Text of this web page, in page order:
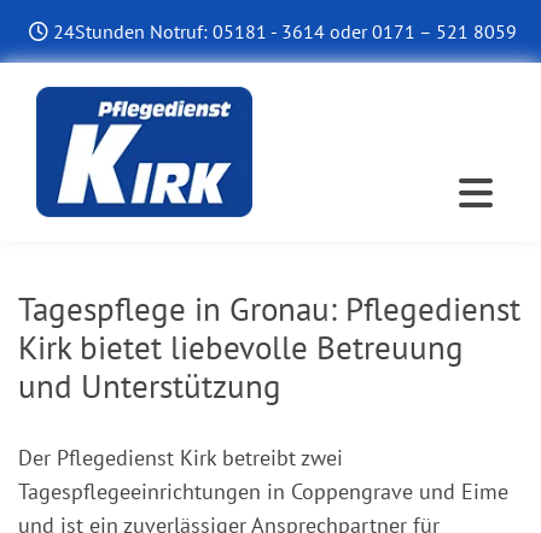
Zum Inhalt springen
 24Stunden Notruf: 05181 - 3614 oder0171 – 521 8059
Tagespflege in Gronau: Pflegedienst
Kirk bietet liebevolle Betreuung
und Unterstützung
Der Pflegedienst Kirk betreibt zwei
Tagespflegeeinrichtungen in Coppengrave und Eime
und ist ein zuverlässiger Ansprechpartner für